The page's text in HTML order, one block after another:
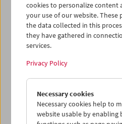
Regie: Matteo Garrone;
Gaudioso, Matteo Garrone;
Darsteller: Marcello Fonte,
Calabria, Nunzia Schiano,
beherrschte. Stilistisch
und einem
Garrone eine Geschichte, in
cookies to personalize content
your use of our website. These
the data collected in this
they have gathered in
services.
Privacy Policy
Necessary cookies
Necessary cookies help to
website usable by enabling